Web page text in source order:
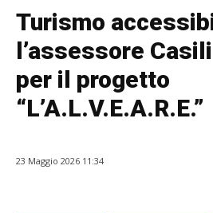
Turismo
l’assessore
per il progetto
“L’A.L.V.E.A.R.E.”
23 Maggio 2026 11:34